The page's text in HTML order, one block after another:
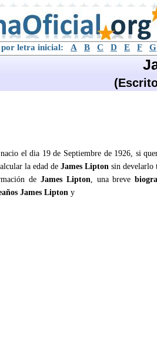
por letra inicial: A B C D E F G
el dia 19 de Septiembre de 1926, si
la edad de James Lipton sin develarlo
de James Lipton, una breve
James Lipton y